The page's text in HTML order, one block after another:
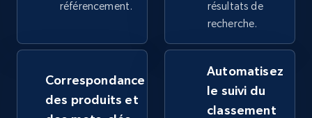
URL, Product id, Title, Product description,
Rating, Reviews count, Images, Variations, and
more.
référencement.
résultats de
recherche.
Correspondance
des produits et
Automatisez
le suivi du
classement